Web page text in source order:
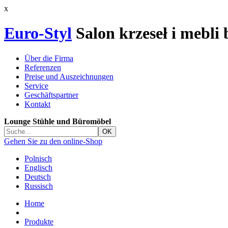
x
Euro-Styl Salon krzeseł i
Über die Firma
Referenzen
Preise und Auszeichnungen
Service
Geschäftspartner
Kontakt
Lounge Stühle und Büromöbel
Gehen Sie zu den online-Shop
Polnisch
Englisch
Deutsch
Russisch
Home
Produkte